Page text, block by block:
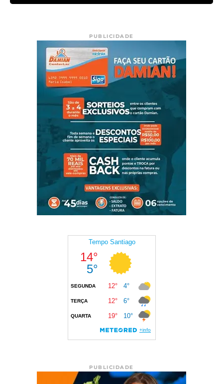
PUBLICIDADE
PUBLICIDADE